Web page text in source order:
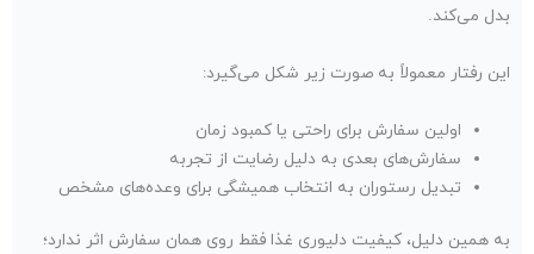
بدل می‌کند.
این رفتار معمولاً به صورت زیر شکل می‌گیرد:
اولین سفارش برای راحتی یا کمبود زمان
سفارش‌های بعدی به دلیل رضایت از تجربه
تبدیل رستوران به انتخاب همیشگی برای وعده‌های مشخص
به همین دلیل، کیفیت دلیوری غذا فقط روی همان سفارش اثر ندارد؛